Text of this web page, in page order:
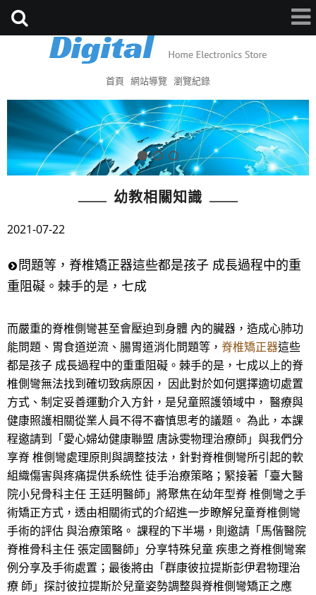
首頁 網站導覽 瀏覽紀錄
幼教相關知識
2021-07-22
問題等，脊椎矯正器這些都是孩子 成長過程中的重
重阻礙。棘手的是，七成
而嚴重的脊椎側彎甚至會壓迫到身體 內的臟器，造成心肺功
能問題、胃食道逆流、腸胃道消化問題等， 脊椎矯正器這些
都是孩子 成長過程中的重重阻礙。棘手的是，七成以上的脊
椎側彎無法找到確切致病原因， 因此對於如何選擇適切處置
方式、制定妥善運動介入方針，是兒童照護領域中， 醫療與
健康照護相關從業人員不得不審慎思考的議題。 為此，本課
程邀請到「愛心婦幼健康聯盟 唐詠雯物理治療師」與我們分
享脊 椎側彎處理原則與調整技法，針對脊椎側彎所引起的軟
組織傷害與疼痛提供系統性 徒手治療策略；緊接著「臺大醫
院小兒骨科主任 王廷明醫師」將聚焦在幼年型脊 椎側彎之手
術矯正方式，透由相關術式的介紹進一步瞭解兒童脊椎側彎
手術的評估 與治療策略。 課程的下半場，則邀請「馬偕醫院
脊椎骨科主任 張定國醫師」分享特殊兒童 疾患之脊椎側彎案
例分享及手術處置；最後將由「群康彼拉提斯彭伊君物理治
療 師」探討彼拉提斯於兒童姿勢調整與脊椎側彎矯正之應